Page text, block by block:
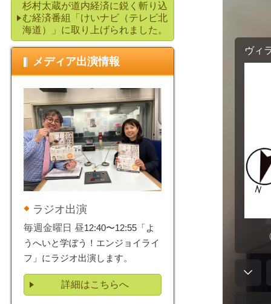
杉村太蔵が道内経済に鋭く斬り込
む経済番組「けいナビ（テレビ北
海道）」に取り上げられました。
メディア出演情報
ラジオ出演
毎週金曜日 昼12:40〜12:55「よ
うへいと学ぼう！エンジョイライ
フ」にラジオ出演します。
詳細はこちらへ